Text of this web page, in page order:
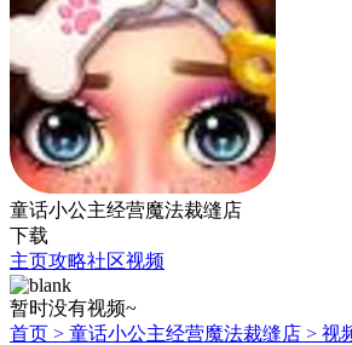
童话小公主经营魔法裁缝店
下载
主页攻略社区视频
暂时没有视频~
首页 > 童话小公主经营魔法裁缝店 > 视